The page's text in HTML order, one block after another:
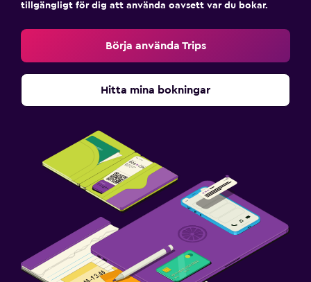
tillgängligt för dig att använda oavsett var du bokar.
Börja använda Trips
Hitta mina bokningar